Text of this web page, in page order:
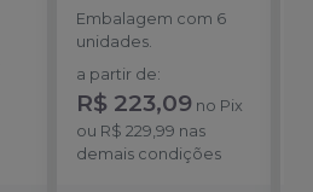
Embalagem com 6
unidades.
a partir de:
R$ 223,09 no Pix
ou R$ 229,99 nas
demais condições